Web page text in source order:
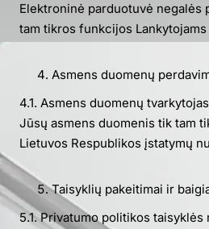
Elektroninė parduotuvė
tam tikros funkcijos
Asmens duomenų
4.1. Asmens duomenų
Jūsų asmens duomenis tik tam
Lietuvos Respublikos įstatymų
Taisyklių pakeitimai ir
5.1. Privatumo politikos taisyklės